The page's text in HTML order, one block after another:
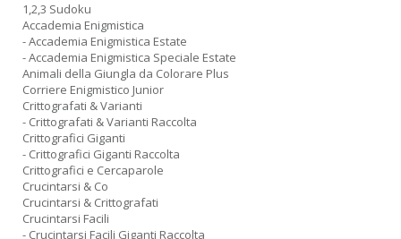
1,2,3 Sudoku
Accademia Enigmistica
- Accademia Enigmistica Estate
- Accademia Enigmistica Speciale Estate
Animali della Giungla da Colorare Plus
Corriere Enigmistico Junior
Crittografati & Varianti
- Crittografati & Varianti Raccolta
Crittografici Giganti
- Crittografici Giganti Raccolta
Crittografici e Cercaparole
Crucintarsi & Co
Crucintarsi & Crittografati
Crucintarsi Facili
- Crucintarsi Facili Giganti Raccolta